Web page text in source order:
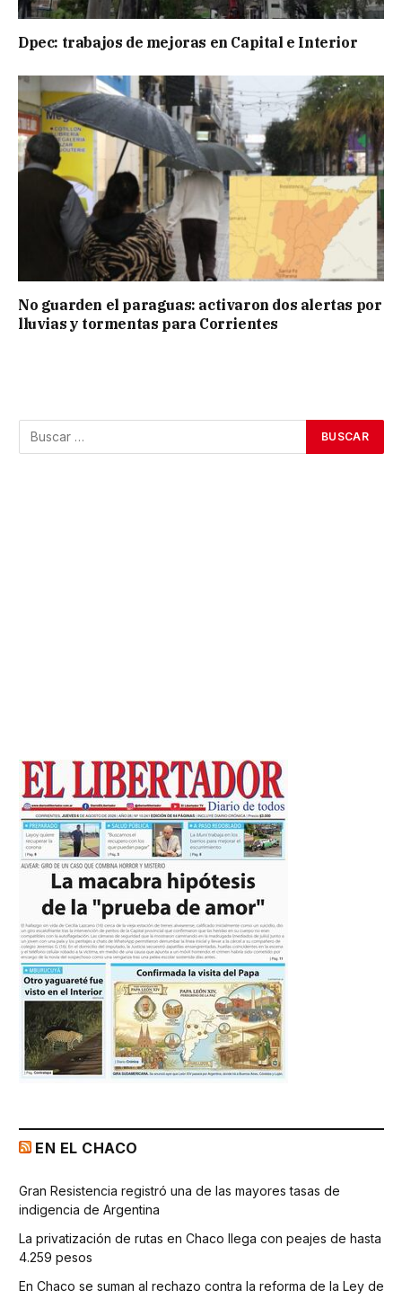
Dpec: trabajos de mejoras en Capital e Interior
No guarden el paraguas: activaron dos alertas por
lluvias y tormentas para Corrientes
EN EL CHACO
Gran Resistencia registró una de las mayores tasas de
indigencia de Argentina
La privatización de rutas en Chaco llega con peajes de hasta
4.259 pesos
En Chaco se suman al rechazo contra la reforma de la Ley de